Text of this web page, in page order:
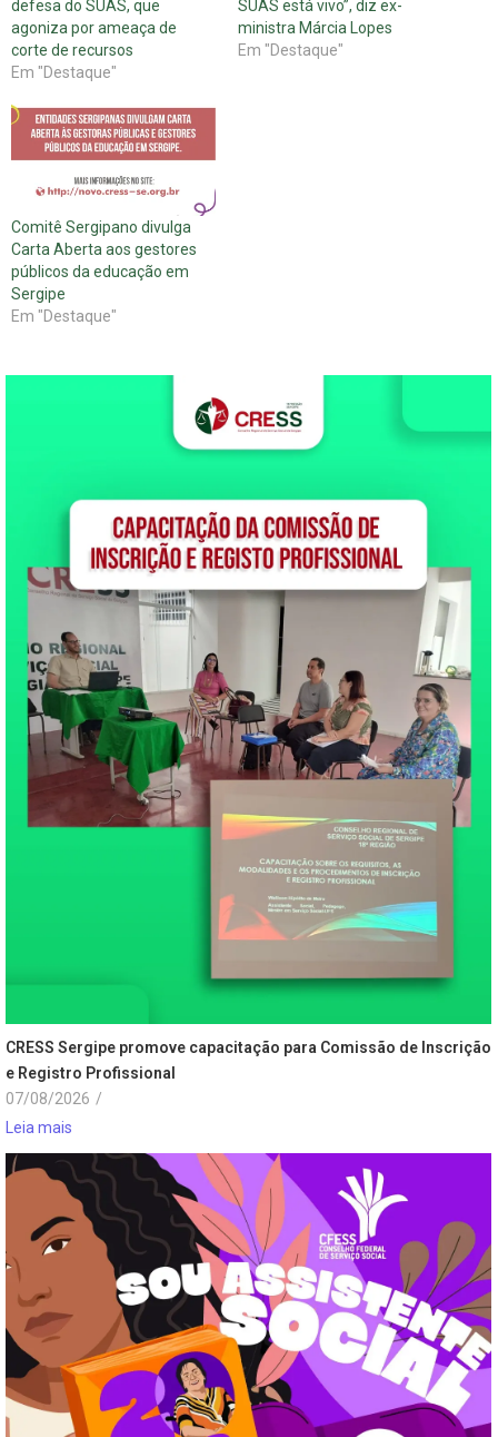
defesa do SUAS, que
agoniza por ameaça de
corte de recursos
Em "Destaque"
SUAS está vivo”, diz ex-
ministra Márcia Lopes
Em "Destaque"
Comitê Sergipano divulga
Carta Aberta aos gestores
públicos da educação em
Sergipe
Em "Destaque"
CRESS Sergipe promove capacitação para Comissão de Inscrição
e Registro Profissional
07/08/2026 /
Leia mais